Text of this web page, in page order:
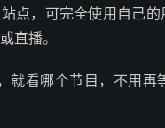
点，可完全使用自己
直播。
就看哪个节目，不用